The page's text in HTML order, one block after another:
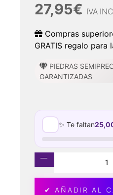
27,95€ IVA
Compras
GRATIS regalo para
PIEDRAS
GARANTIZADAS
✨ Te faltan
✔ AÑADIR AL